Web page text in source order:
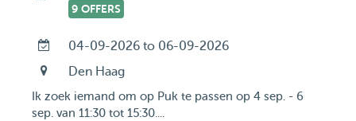
9 OFFERS
04-09-2026 to 06-09-2026
Den Haag
Ik zoek iemand om op Puk te passen op 4 sep. - 6
sep. van 11:30 tot 15:30....